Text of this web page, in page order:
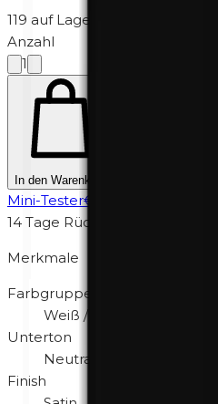
119 auf Lager
Anzahl
1
In den Warenkorb
Unsicher?
Mini-Tester€
14 Tage Rückgabe
Merkmale
Farbgruppe
Weiß / Creme
Unterton
Neutral
Finish